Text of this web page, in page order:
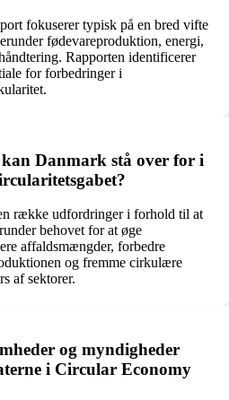
fokuserer typisk på en bred vifte
fødevareproduktion, energi,
Rapporten identificerer
for forbedringer i
Danmark stå over for i
række udfordringer i forhold til at
behovet for at øge
affaldsmængder, forbedre
og fremme cirkulære
af sektorer.
og myndigheder
i Circular Economy